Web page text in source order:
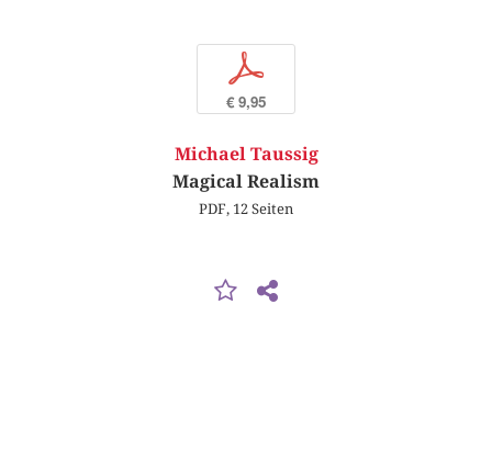
p
€ 9,95
Michael Taussig
Magical Realism
PDF, 12 Seiten